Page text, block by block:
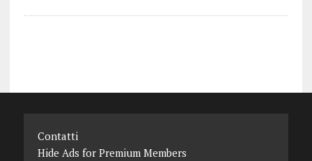
Contatti
Hide Ads for Premium Members